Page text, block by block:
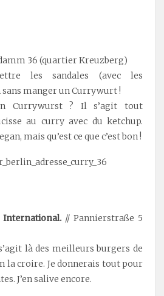
36 (quartier Kreuzberg)
les sandales (avec les
sans manger un Currywurt !
Currywurst ? Il s’agit tout
au curry avec du ketchup.
mais qu’est ce que c’est bon !
// Pannierstraße 5
là des meilleurs burgers de
la croire. Je donnerais tout pour
J’en salive encore.